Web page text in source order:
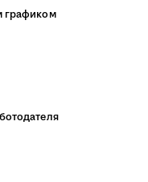
графиком